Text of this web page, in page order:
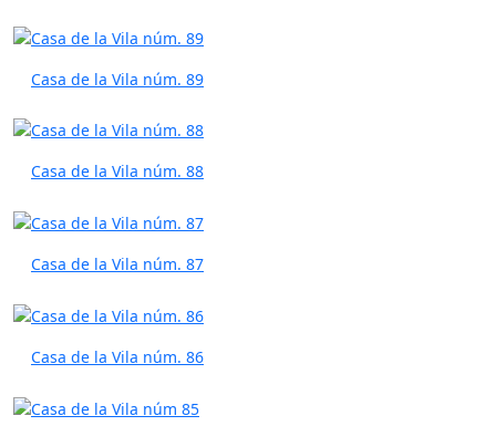
Casa de la Vila núm. 89
Casa de la Vila núm. 88
Casa de la Vila núm. 87
Casa de la Vila núm. 86